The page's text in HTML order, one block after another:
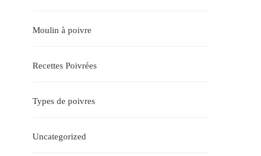
Moulin à poivre
Recettes Poivrées
Types de poivres
Uncategorized